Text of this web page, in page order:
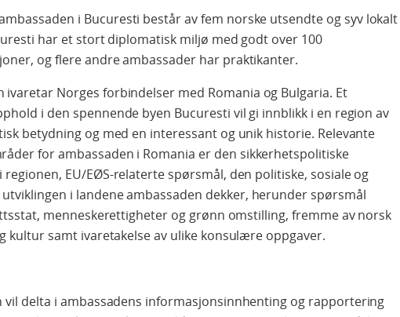
i Bucuresti består av fem norske utsendte og syv lokalt
har et stort diplomatisk miljø med godt over 100
og flere andre ambassader har praktikanter.
ivaretar Norges forbindelser med Romania og Bulgaria. Et
i den spennende byen Bucuresti vil gi innblikk i en region av
betydning og med en interessant og unik historie. Relevante
for ambassaden i Romania er den sikkerhetspolitiske
regionen, EU/EØS-relaterte spørsmål, den politiske, sosiale og
i landene ambassaden dekker, herunder spørsmål
menneskerettigheter og grønn omstilling, fremme av norsk
kultur samt ivaretakelse av ulike konsulære oppgaver.
vil delta i ambassadens informasjonsinnhenting og rapportering